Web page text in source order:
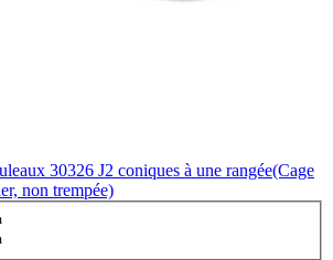
30326 J2 coniques à une rangée(Cage
non trempée)